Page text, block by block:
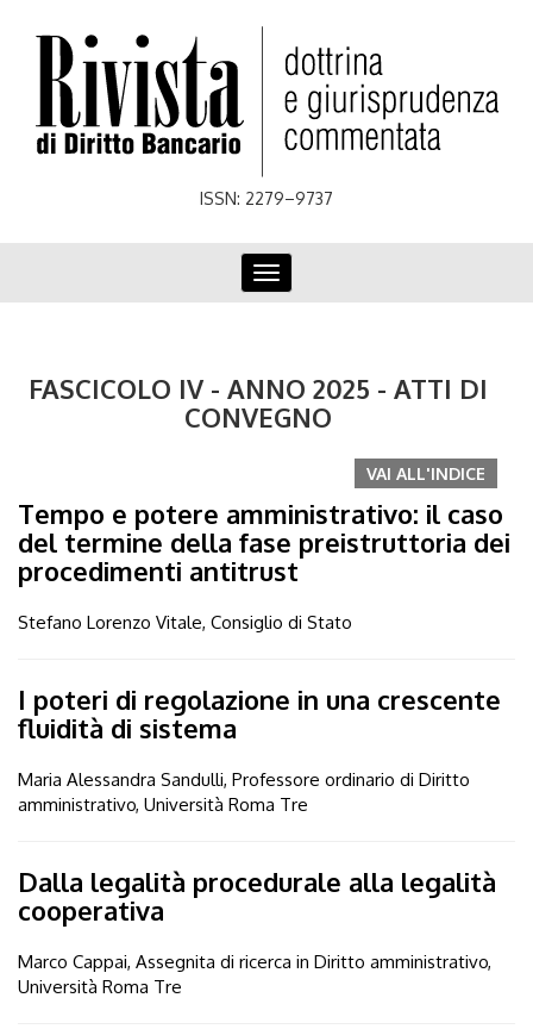
ISSN: 2279–9737
Toggle
navigation
FASCICOLO IV - ANNO 2025 - ATTI DI
CONVEGNO
VAI ALL'INDICE
Tempo e potere amministrativo: il caso
del termine della fase preistruttoria dei
procedimenti antitrust
Stefano Lorenzo Vitale, Consiglio di Stato
I poteri di regolazione in una crescente
fluidità di sistema
Maria Alessandra Sandulli, Professore ordinario di Diritto
amministrativo, Università Roma Tre
Dalla legalità procedurale alla legalità
cooperativa
Marco Cappai, Assegnita di ricerca in Diritto amministrativo,
Università Roma Tre